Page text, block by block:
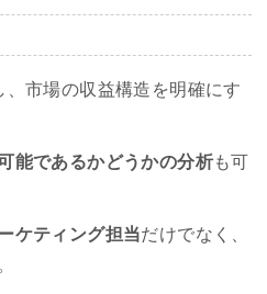
市場の収益構造を明確にす
能であるかどうかの分析も可
ケティング担当だけでなく、